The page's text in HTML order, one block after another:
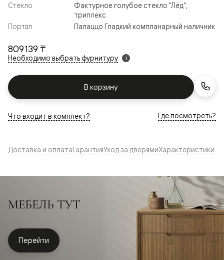
809 139 ₸
Необходимо выбрать фурнитуру i
В корзину
Стекло
Фактурное голубое стекло "Лёд",
триплекс
Портал
Палаццо Гладкий компланарный наличник
Что входит в комплект? Где посмотреть?
Доставка и оплатаГарантияУход за дверямиХарактеристики
МЕБЕЛЬ ТУТ
Перейти